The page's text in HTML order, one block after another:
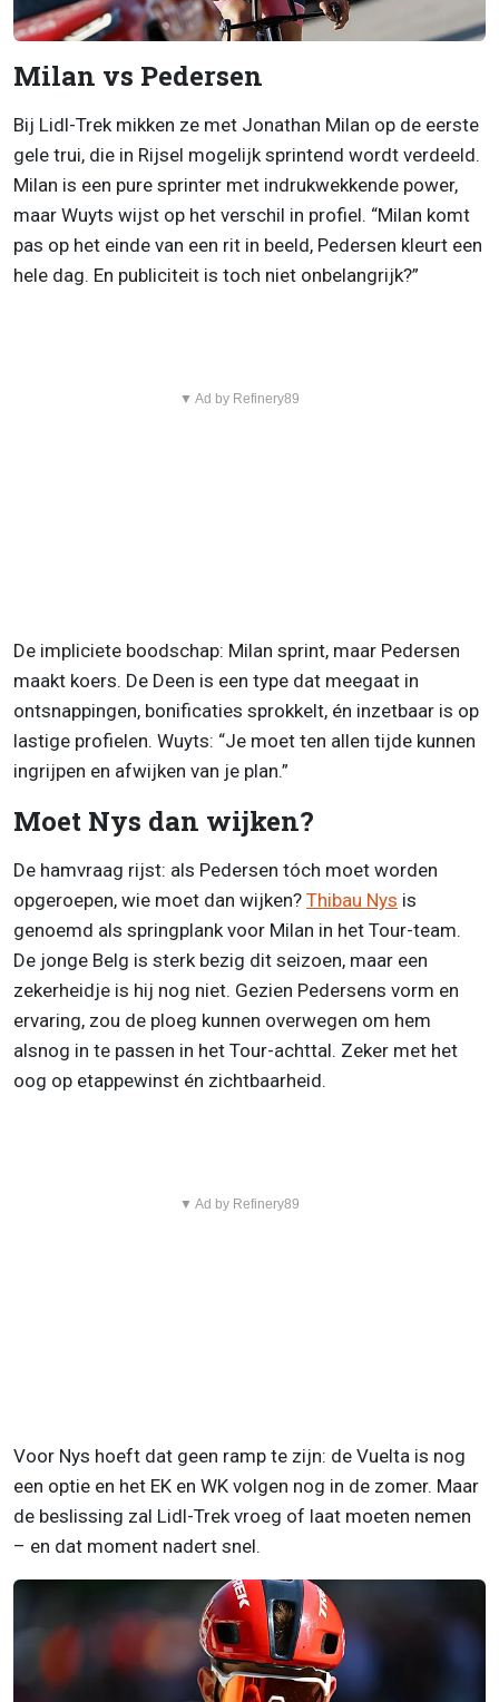
Milan vs Pedersen
Bij Lidl-Trek mikken ze met Jonathan Milan op de eerste
gele trui, die in Rijsel mogelijk sprintend wordt verdeeld.
Milan is een pure sprinter met indrukwekkende power,
maar Wuyts wijst op het verschil in profiel. “Milan komt
pas op het einde van een rit in beeld, Pedersen kleurt een
hele dag. En publiciteit is toch niet onbelangrijk?”
▼ Ad by Refinery89
De impliciete boodschap: Milan sprint, maar Pedersen
maakt koers. De Deen is een type dat meegaat in
ontsnappingen, bonificaties sprokkelt, én inzetbaar is op
lastige profielen. Wuyts: “Je moet ten allen tijde kunnen
ingrijpen en afwijken van je plan.”
Moet Nys dan wijken?
De hamvraag rijst: als Pedersen tóch moet worden
opgeroepen, wie moet dan wijken? Thibau Nys is
genoemd als springplank voor Milan in het Tour-team.
De jonge Belg is sterk bezig dit seizoen, maar een
zekerheidje is hij nog niet. Gezien Pedersens vorm en
ervaring, zou de ploeg kunnen overwegen om hem
alsnog in te passen in het Tour-achttal. Zeker met het
oog op etappewinst én zichtbaarheid.
▼ Ad by Refinery89
Voor Nys hoeft dat geen ramp te zijn: de Vuelta is nog
een optie en het EK en WK volgen nog in de zomer. Maar
de beslissing zal Lidl-Trek vroeg of laat moeten nemen
– en dat moment nadert snel.